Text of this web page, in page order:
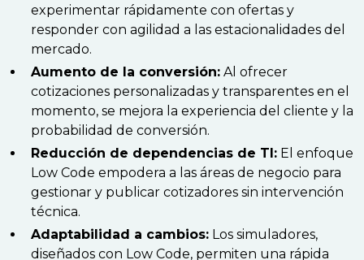
experimentar rápidamente con ofertas y
responder con agilidad a las estacionalidades del
mercado.
Aumento de la conversión: Al ofrecer
cotizaciones personalizadas y transparentes en el
momento, se mejora la experiencia del cliente y la
probabilidad de conversión.
Reducción de dependencias de TI: El enfoque
Low Code empodera a las áreas de negocio para
gestionar y publicar cotizadores sin intervención
técnica.
Adaptabilidad a cambios: Los simuladores,
diseñados con Low Code, permiten una rápida